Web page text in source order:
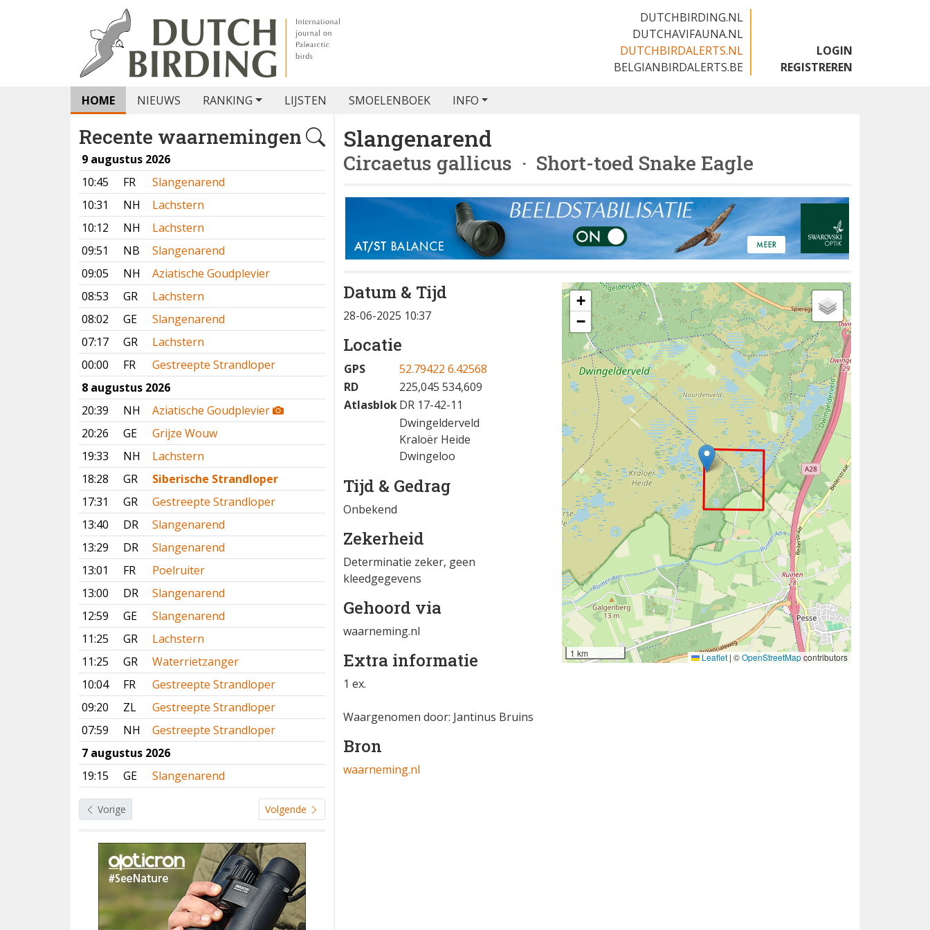
DUTCHBIRDING.NL
DUTCHAVIFAUNA.NL
DUTCHBIRDALERTS.NL
BELGIANBIRDALERTS.BE
LOGIN
REGISTREREN
HOME NIEUWS RANKING LIJSTEN SMOELENBOEK INFO
Recente waarnemingen
9 augustus 2026
10:45
FR
Slangenarend
10:31
NH
Lachstern
10:12
NH
Lachstern
09:51
NB
Slangenarend
09:05
NH
Aziatische Goudplevier
08:53
GR
Lachstern
08:02
GE
Slangenarend
07:17
GR
Lachstern
00:00
FR
Gestreepte Strandloper
8 augustus 2026
20:39
NH
Aziatische Goudplevier
20:26
GE
Grijze Wouw
19:33
NH
Lachstern
18:28
GR
Siberische Strandloper
17:31
GR
Gestreepte Strandloper
13:40
DR
Slangenarend
13:29
DR
Slangenarend
13:01
FR
Poelruiter
13:00
DR
Slangenarend
12:59
GE
Slangenarend
11:25
GR
Lachstern
11:25
GR
Waterrietzanger
10:04
FR
Gestreepte Strandloper
09:20
ZL
Gestreepte Strandloper
07:59
NH
Gestreepte Strandloper
7 augustus 2026
19:15
GE Slangenarend
Vorige Volgende
Slangenarend
Circaetus gallicus · Short-toed Snake Eagle
Datum & Tijd
28-06-2025 10:37
Locatie
GPS
52.79422 6.42568
RD
225,045 534,609
AtlasblokDR 17-42-11
Dwingelderveld
Kraloër Heide
Dwingeloo
Tijd & Gedrag
Onbekend
Zekerheid
Determinatie zeker, geen
kleedgegevens
Gehoord via
waarneming.nl
Extra informatie
1 ex.
Waargenomen door: Jantinus Bruins
Bron
waarneming.nl
+
−
1 km Leaflet | ©OpenStreetMapcontributors